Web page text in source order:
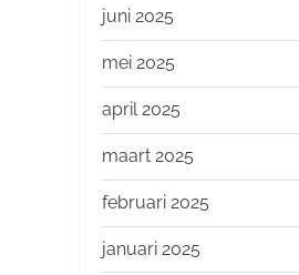
juni 2025
mei 2025
april 2025
maart 2025
februari 2025
januari 2025